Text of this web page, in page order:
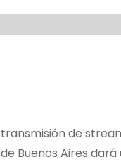
de
Buenos Aires dará